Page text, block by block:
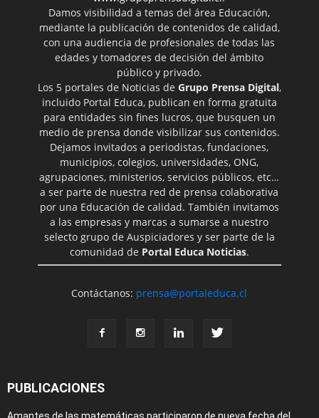
Damos visibilidad a temas del área Educación,
mediante la publicación de contenidos de calidad,
con una audiencia de profesionales de todas las
edades y tomadores de decisión del ámbito
público y privado.
Los 5 portales de Noticias de Grupo Prensa Digital,
incluido Portal Educa, publican en forma gratuita
para entidades sin fines lucros, que busquen un
medio de prensa donde visibilizar sus contenidos.
Dejamos invitados a periodistas, fundaciones,
municipios, colegios, universidades, ONG,
agrupaciones, ministerios, servicios públicos, etc…
a ser parte de nuestra red de prensa colaborativa
por una Educación de calidad. También invitamos
a las empresas y marcas a sumarse a nuestro
selecto grupo de Auspiciadores y ser parte de la
comunidad de Portal Educa Noticias.
Contáctanos: prensa@portaleduca.cl
PUBLICACIONES